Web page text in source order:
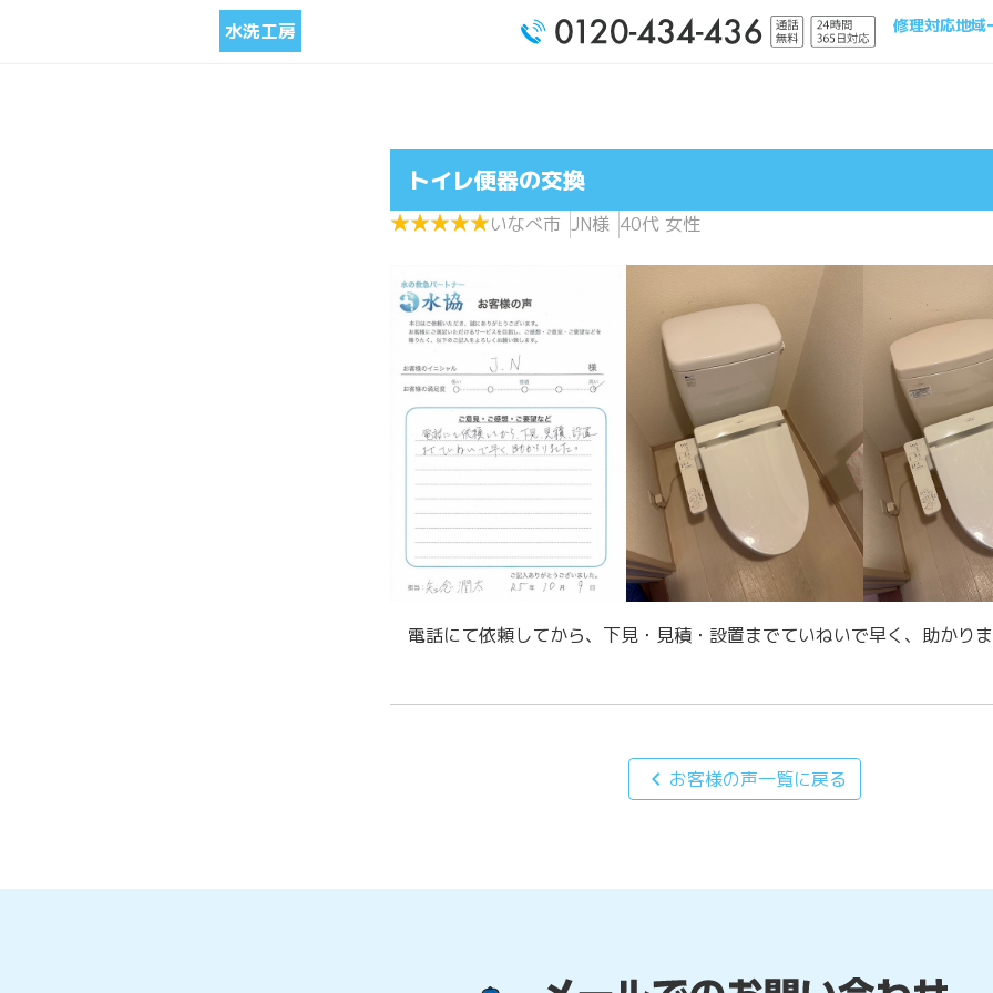
水洗工房 修理対応地域
トイレ便器の交換
★★★★★
★★★★★いなべ市 JN様 40代 女性
電話にて依頼してから、下見・見積・設置までていねいで早く、助かり
chevron_left お客様の声一覧に戻る